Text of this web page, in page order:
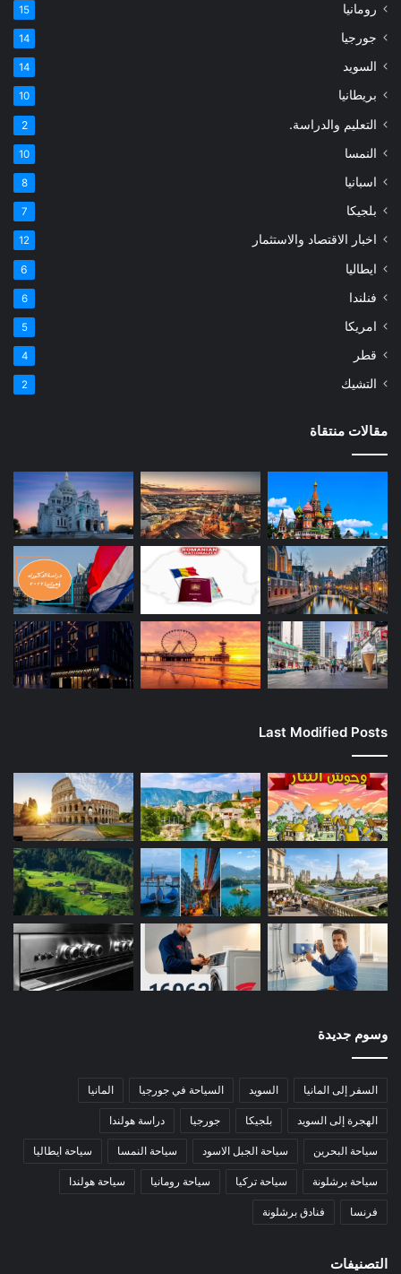
رومانيا 15
جورجيا 14
السويد 14
بريطانيا 10
التعليم والدراسة. 2
النمسا 10
اسبانيا 8
بلجيكا 7
اخبار الاقتصاد والاستثمار 12
ايطاليا 6
فنلندا 6
امريكا 5
قطر 4
التشيك 2
مقالات منتقاة
Last Modified Posts
وسوم جديدة
السفر إلى المانيا السويد السياحة في جورجيا المانيا
الهجرة إلى السويد بلجيكا جورجيا دراسة هولندا
سياحة البحرين سياحة الجبل الاسود سياحة النمسا سياحة ايطاليا
سياحة برشلونة سياحة تركيا سياحة رومانيا سياحة هولندا
فرنسا فنادق برشلونة
التصنيفات